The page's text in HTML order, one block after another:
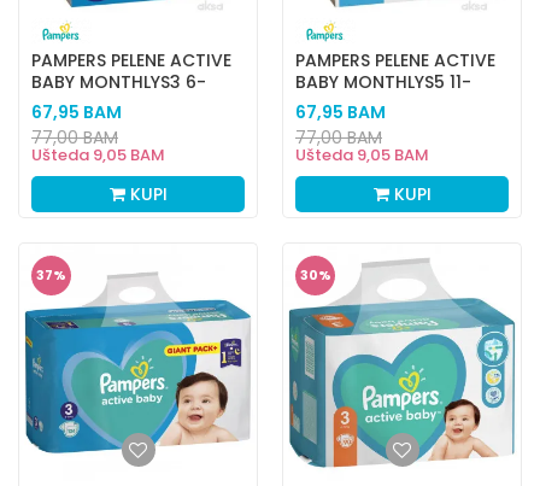
PAMPERS PELENE ACTIVE
BABY MONTHLYS3 6-
10KG 208KOM
67,95 BAM
Ušteda 9,05 BAM
77,00BAM
KUPI
PAMPERS PELENE ACTIVE
BABY MONTHLYS5 11-
16KG150KOM
67,95 BAM
Ušteda 9,05 BAM
77,00BAM
KUPI
37% 30%